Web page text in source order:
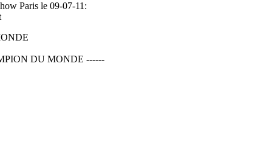
Paris le 09-07-11:
DU MONDE ------